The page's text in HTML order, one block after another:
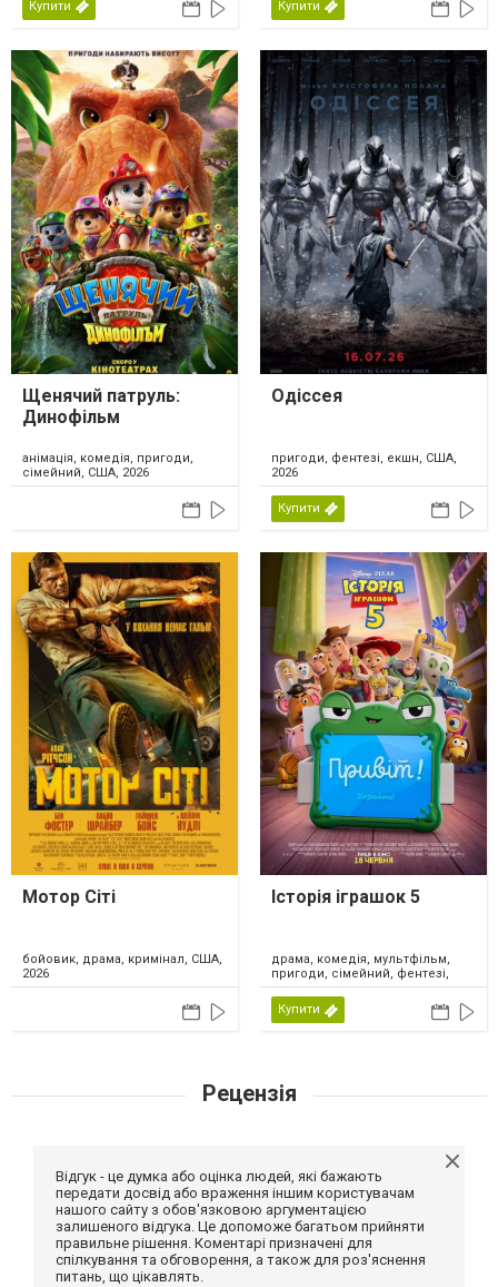
Купити Купити
Щенячий патруль:
Динофільм
анімація, комедія, пригоди,
сімейний, США, 2026
Одіссея
пригоди, фентезі, екшн, США,
2026
Купити
Мотор Сіті
бойовик, драма, кримінал, США,
2026
Історія іграшок 5
драма, комедія, мультфільм,
пригоди, сімейний, фентезі,
США, 2026
Купити
Рецензія
Відгук - це думка або оцінка людей, які бажають
передати досвід або враження іншим користувачам
нашого сайту з обов'язковою аргументацією
залишеного відгука. Це допоможе багатьом прийняти
правильне рішення. Коментарі призначені для
спілкування та обговорення, а також для роз'яснення
питань, що цікавлять.